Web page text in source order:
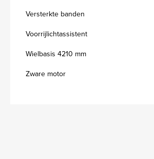
Versterkte banden
Voorrijlichtassistent
Wielbasis 4210 mm
Zware motor